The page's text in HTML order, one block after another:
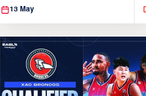
13 May